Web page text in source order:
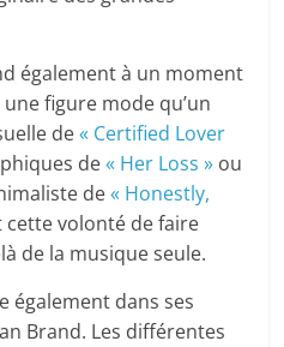
également à un moment
figure mode qu’un
de« Certified Lover
de« Her Loss » ou
de« Honestly,
volonté de faire
de la musique seule.
également dans ses
Brand. Les différentes